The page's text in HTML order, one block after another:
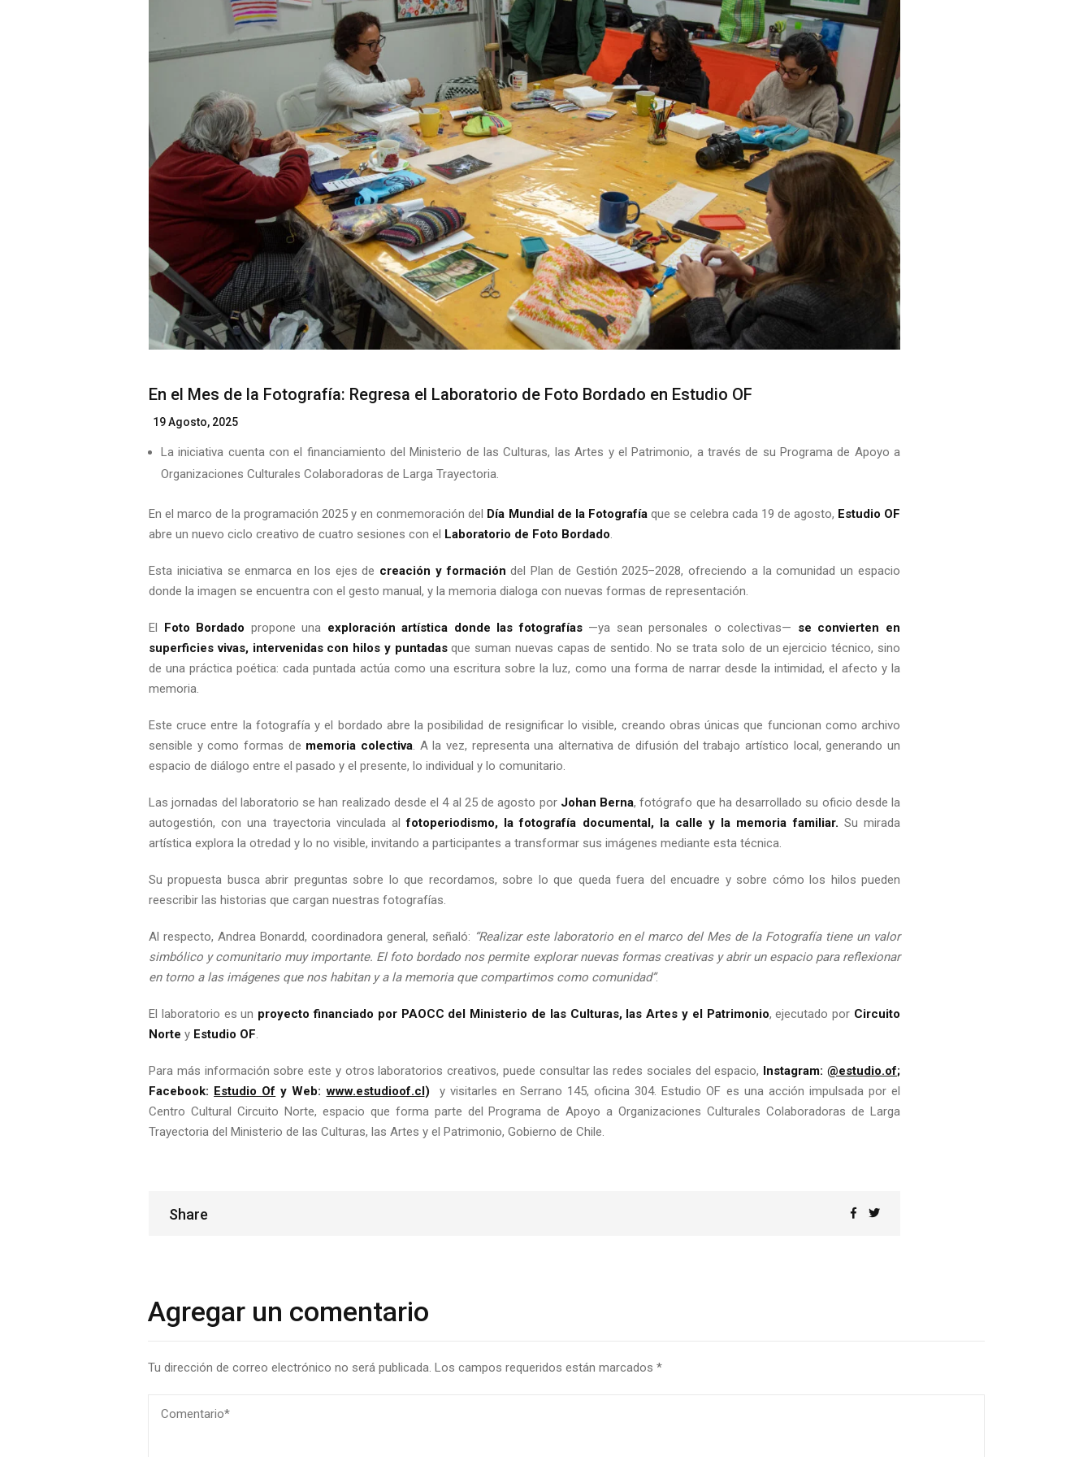
En el Mes de la Fotografía: Regresa el Laboratorio de Foto Bordado en Estudio OF
Posted
19 Agosto, 2025
La iniciativa cuenta con el financiamiento del Ministerio de las Culturas, las Artes y el Patrimonio, a través de su Programa de Apoyo a
Organizaciones Culturales Colaboradoras de Larga Trayectoria.
En el marco de la programación 2025 y en conmemoración del Día Mundial de la Fotografíaque se celebra cada 19 de agosto, Estudio OF
abre un nuevo ciclo creativo de cuatro sesiones con el Laboratorio de Foto Bordado.
Esta iniciativa se enmarca en los ejes de creación y formación del Plan de Gestión 2025–2028, ofreciendo a la comunidad un espacio
donde la imagen se encuentra con el gesto manual, y la memoria dialoga con nuevas formas de representación.
El Foto Bordado propone una exploración artística donde las fotografías —ya sean personales o colectivas— se convierten en
superficies vivas, intervenidas con hilos y puntadasque suman nuevas capas de sentido. No se trata solo de un ejercicio técnico, sino
de una práctica poética: cada puntada actúa como una escritura sobre la luz, como una forma de narrar desde la intimidad, el afecto y la
memoria.
Este cruce entre la fotografía y el bordado abre la posibilidad de resignificar lo visible, creando obras únicas que funcionan como archivo
sensible y como formas de memoria colectiva. A la vez, representa una alternativa de difusión del trabajo artístico local, generando un
espacio de diálogo entre el pasado y el presente, lo individual y lo comunitario.
Las jornadas del laboratorio se han realizado desde el 4 al 25 de agosto por Johan Berna, fotógrafo que ha desarrollado su oficio desde la
autogestión, con una trayectoria vinculada alfotoperiodismo, la fotografía documental, la calle y la memoria familiar. Su mirada
artística explora la otredad y lo no visible, invitando a participantes a transformar sus imágenes mediante esta técnica.
Su propuesta busca abrir preguntas sobre lo que recordamos, sobre lo que queda fuera del encuadre y sobre cómo los hilos pueden
reescribir las historias que cargan nuestras fotografías.
Al respecto, Andrea Bonardd, coordinadora general, señaló: “Realizar este laboratorio en el marco del Mes de la Fotografía tiene un valor
simbólico y comunitario muy importante. El foto bordado nos permite explorar nuevas formas creativas y abrir un espacio para reflexionar
en torno a las imágenes que nos habitan y a la memoria que compartimos como comunidad”.
El laboratorio es un proyecto financiado por PAOCC del Ministerio de las Culturas, las Artes y el Patrimonio, ejecutado por Circuito
Norte y Estudio OF.
Para más información sobre este y otros laboratorios creativos, puede consultar las redes sociales del espacio, Instagram:@estudio.of;
Facebook: Estudio Of y Web:www.estudioof.cl) y visitarles en Serrano 145, oficina 304. Estudio OF es una acción impulsada por el
Centro Cultural Circuito Norte, espacio que forma parte del Programa de Apoyo a Organizaciones Culturales Colaboradoras de Larga
Trayectoria del Ministerio de las Culturas, las Artes y el Patrimonio, Gobierno de Chile.
Share
Share
Agregar un comentario
Tu dirección de correo electrónico no será publicada. Los campos requeridos están marcados *